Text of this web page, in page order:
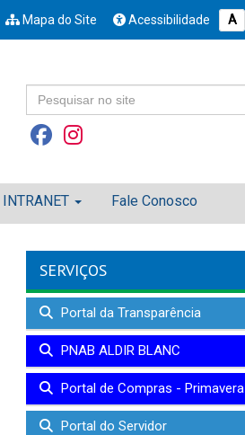
Mapa do Site Acessibilidade A
INTRANET Fale Conosco
SERVIÇOS
Portal da Transparência
PNAB ALDIR BLANC
Portal de Compras - Primavera
Portal do Servidor